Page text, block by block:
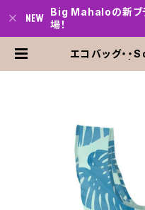
Big Mahaloの新
場！
エコバッグ・